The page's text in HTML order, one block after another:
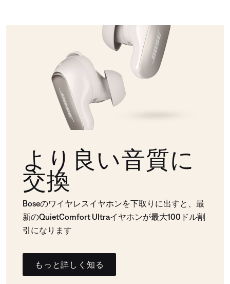
より良い音質に
交換
Boseのワイヤレスイヤホンを下取りに出すと、最
新のQuietComfort Ultraイヤホンが最大100ドル割
引になります
もっと詳しく知る